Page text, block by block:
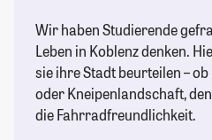
Wir haben Studierende
Leben in Koblenz denken.
sie ihre Stadt beurteilen –
oder Kneipenlandschaft,
die Fahrradfreundlichkeit.